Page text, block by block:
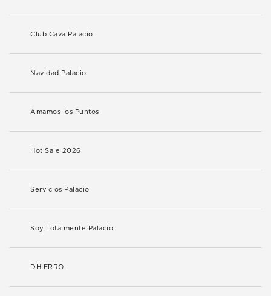
Club Cava Palacio
Navidad Palacio
Amamos los Puntos
Hot Sale 2026
Servicios Palacio
Soy Totalmente Palacio
DHIERRO